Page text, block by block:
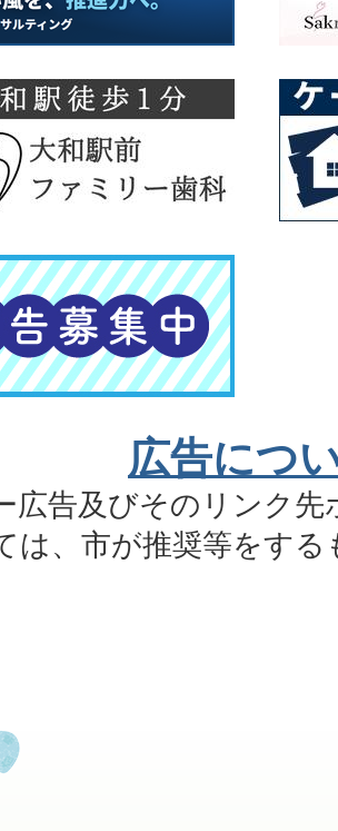
広告につ
広告及びそのリンク先
は、市が推奨等をす